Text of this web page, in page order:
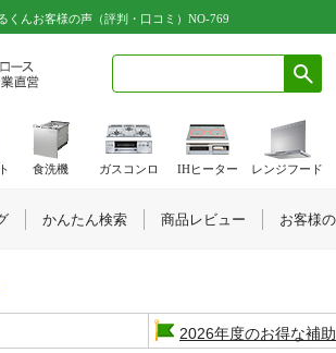
んお客様の声（評判・口コミ）NO-769
2026年度のお得な補
食洗機 ガスコンロ IHヒーター レンジフード
かんたん検索 商品レビュー お客様